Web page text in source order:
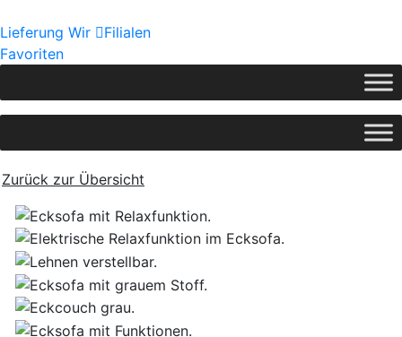
Lieferung Wir
Filialen
Favoriten
Zurück zur Übersicht